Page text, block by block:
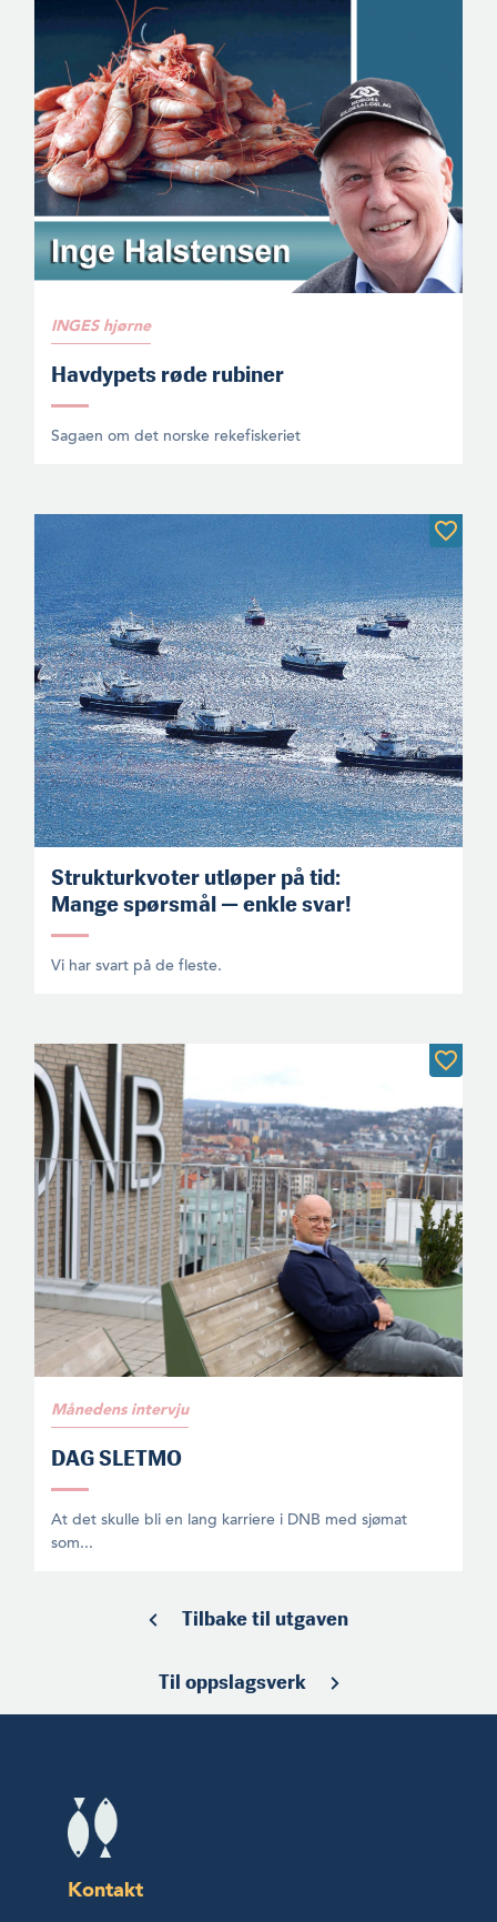
INGES hjørne
Havdypets røde rubiner
Sagaen om det norske rekefiskeriet
Strukturkvoter utløper på tid:
Mange spørsmål — enkle svar!
Vi har svart på de fleste.
Månedens intervju
DAG SLETMO
At det skulle bli en lang karriere i DNB med sjømat
som...
Tilbake til utgaven
Til oppslagsverk
Kontakt